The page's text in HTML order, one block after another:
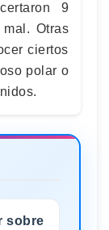
9
Otras
ciertos
polar o
sobre